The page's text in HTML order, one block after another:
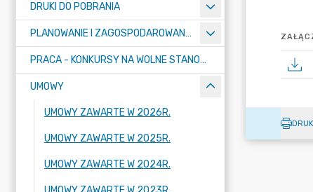
DRUKI DO POBRANIA
PLANOWANIE I ZAGOSPODAROWANIE PRZESTRZENNE
PRACA - KONKURSY NA WOLNE STANOWISKA
UMOWY
UMOWY ZAWARTE W 2026R.
UMOWY ZAWARTE W 2025R.
UMOWY ZAWARTE W 2024R.